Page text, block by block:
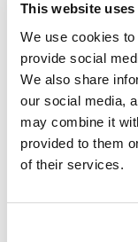
This website
We use cookies
provide social
We also share
our social media,
may combine it
provided to them
of their services.
Un sac épuré